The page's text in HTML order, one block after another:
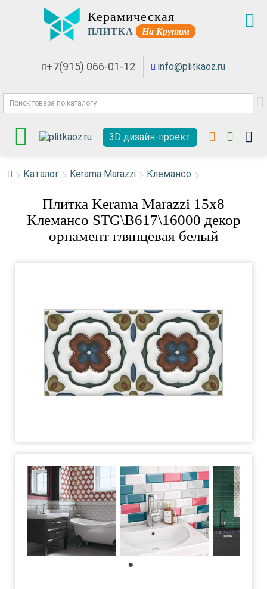
Керамическая
ПЛИТКА На Крутом
+7(915) 066-01-12 info@plitkaoz.ru
3D дизайн-проект
Каталог Kerama Marazzi Клемансо
Плитка Kerama Marazzi 15x8
Клемансо STG\B617\16000 декор
орнамент глянцевая белый